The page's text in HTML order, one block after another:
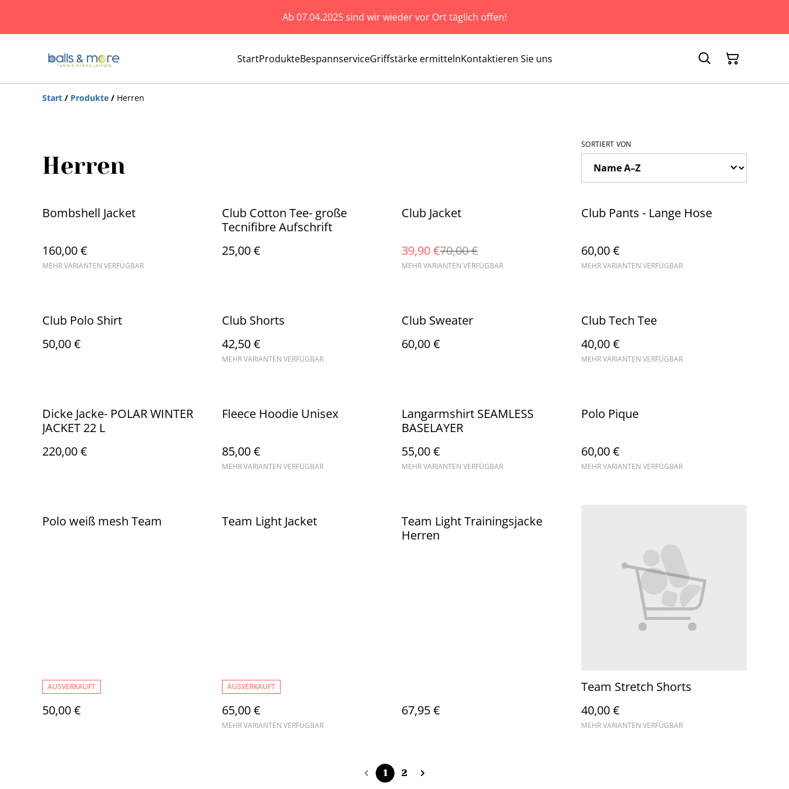
Ab 07.04.2025 sind wir wieder vor Ort täglich offen!
StartProdukteBespannserviceGriffstärke ermittelnKontaktieren Sie uns
Start / Produkte / Herren
Herren
SORTIERT VON
Bombshell Jacket
160,00 €
MEHR VARIANTEN VERFÜGBAR
Club Cotton Tee- große
Tecnifibre Aufschrift
25,00 €
%
Club Jacket
39,90 €70,00 €
MEHR VARIANTEN VERFÜGBAR
Club Pants - Lange Hose
60,00 €
MEHR VARIANTEN VERFÜGBAR
Club Polo Shirt
50,00 €
Club Shorts
42,50 €
MEHR VARIANTEN VERFÜGBAR
Club Sweater
60,00 €
Club Tech Tee
40,00 €
MEHR VARIANTEN VERFÜGBAR
Dicke Jacke- POLAR WINTER
JACKET 22 L
220,00 €
Fleece Hoodie Unisex
85,00 €
MEHR VARIANTEN VERFÜGBAR
Langarmshirt SEAMLESS
BASELAYER
55,00 €
MEHR VARIANTEN VERFÜGBAR
Polo Pique
60,00 €
MEHR VARIANTEN VERFÜGBAR
Polo weiß mesh Team
AUSVERKAUFT
50,00 €
Team Light Jacket
AUSVERKAUFT
65,00 €
MEHR VARIANTEN VERFÜGBAR
Team Light Trainingsjacke
Herren
67,95 €
Team Stretch Shorts
40,00 €
MEHR VARIANTEN VERFÜGBAR
1 2